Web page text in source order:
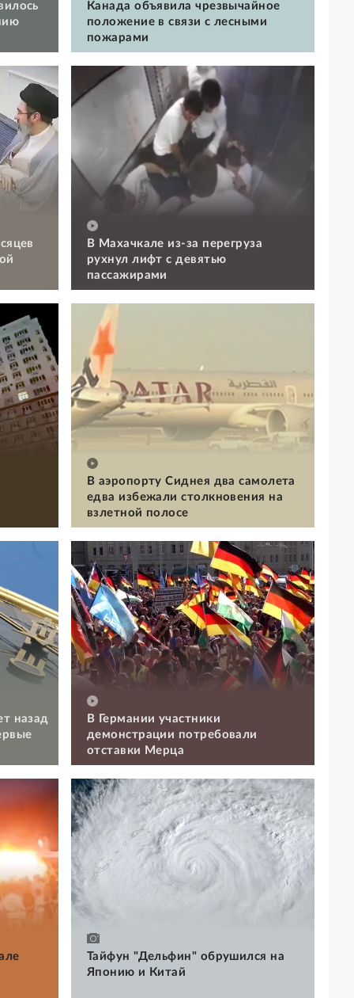
Канада объявила чрезвычайное
положение в связи с лесными
пожарами
В Махачкале из-за перегруза
рухнул лифт с девятью
пассажирами
В аэропорту Сиднея два самолета
едва избежали столкновения на
взлетной полосе
назад
В Германии участники
демонстрации потребовали
отставки Мерца
Тайфун "Дельфин" обрушился на
Японию и Китай